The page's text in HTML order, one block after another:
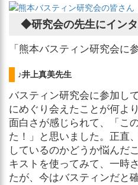
◆研究会の先生にインタ
「熊本バスティン研究会に
♪井上真美先生
バスティン研究会に参加し
にめぐり会えたことが何よ
面白さが感じられて、「こ
た！」と思いました。正直
しているのかどうか悩んだ
キストを使ってみて、一時
たが、今はバスティンだと